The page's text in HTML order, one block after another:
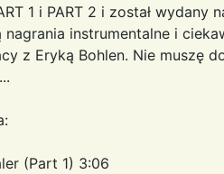
1 i PART 2 i został wydany
nagrania instrumentalne i
z Eryką Bohlen. Nie muszę
(Part 1) 3:06